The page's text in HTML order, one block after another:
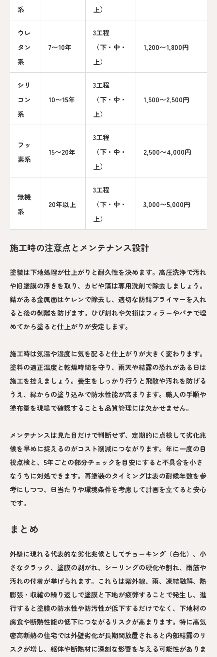
系
上）
ウレ
タン
系
7〜10年
3工程
（下・中・
上）
1,200〜1,800円
シリ
コン
系
10〜15年
3工程
（下・中・
上）
1,500〜2,500円
フッ
素系
15〜20年
3工程
（下・中・
上）
2,500〜4,000円
無機
系
20年以上
3工程
（下・中・
上）
3,000〜5,000円
施工時の注意点とメンテナンス設計
塗装は下地処理が仕上がりと耐久性を決めます。高圧洗浄で汚れ
や旧塗膜の浮きを取り、カビや藻は専用洗剤で除去しましょう。
錆がある金属面はケレンで除去し、適切な防錆プライマーを入れ
ると後の剥離を防げます。ひび割れや欠損はフィラーやパテで埋
めてから塗ると仕上がりが安定します。
施工時は気温や湿度に気を配ると仕上がりが大きく変わります。
塗料の適正温度と乾燥時間を守り、雨天や結露の恐れがある日は
施工を控えましょう。養生をしっかり行うと飛散や汚れを防げる
うえ、縁からの塗り込みで防水性能が高まります。職人の手順や
塗布量を現場で確認することも品質管理には欠かせません。
メンテナンスは見た目だけで判断せず、定期的に点検して劣化兆
候を早めに捉えるのがコスト削減につながります。年に一度の目
視点検と、5年ごとの部分チェックを目安にすると不具合を小さ
なうちに対処できます。再塗装のタイミングは表の耐候年数を参
考にしつつ、日当たりや環境条件を考慮して計画を立てると安心
です。
まとめ
外壁に現れる代表的な劣化兆候としてチョーキング（白化）、小
さなクラック、塗膜の剥がれ、シーリングの硬化や割れ、雨筋や
汚れの付着が挙げられます。これらは紫外線、雨、凍結融解、熱
膨張・収縮の繰り返しで塗膜と下地が疲弊することで発生し、進
行すると塗膜の防水性や防汚性が低下するだけでなく、下地材の
腐食や断熱性能の低下につながるリスクが高まります。特に高気
密高断熱の住宅では外壁劣化が長期間放置されると内部結露のリ
スクが増し、躯体や断熱材に深刻な影響を与える可能性がありま